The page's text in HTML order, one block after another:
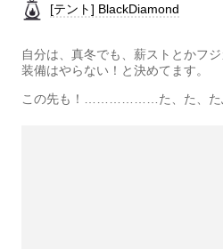
[テント] BlackDiamond
自分は、真冬でも、薪ストとかフ
装備はやらない！と決めてます。
この先も！………………た、た、た